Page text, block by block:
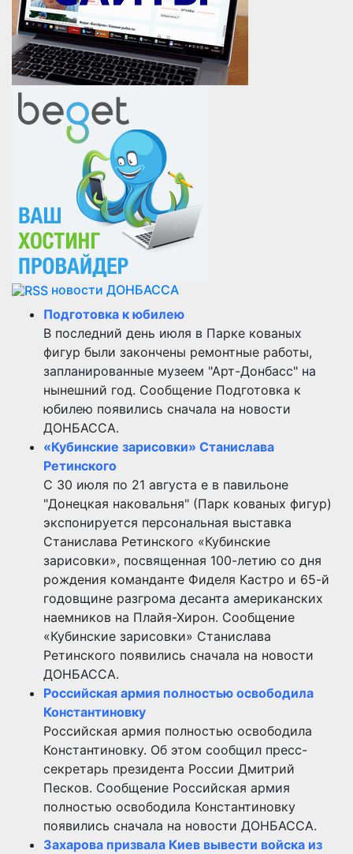
новости ДОНБАССА
Подготовка к юбилею
В последний день июля в Парке кованых
фигур были закончены ремонтные работы,
запланированные музеем "Арт-Донбасс" на
нынешний год. Сообщение Подготовка к
юбилею появились сначала на новости
ДОНБАССА.
«Кубинские зарисовки» Станислава
Ретинского
С 30 июля по 21 августа е в павильоне
"Донецкая наковальня" (Парк кованых фигур)
экспонируется персональная выставка
Станислава Ретинского «Кубинские
зарисовки», посвященная 100-летию со дня
рождения команданте Фиделя Кастро и 65-й
годовщине разгрома десанта американских
наемников на Плайя-Хирон. Сообщение
«Кубинские зарисовки» Станислава
Ретинского появились сначала на новости
ДОНБАССА.
Российская армия полностью освободила
Константиновку
Российская армия полностью освободила
Константиновку. Об этом сообщил пресс-
секретарь президента России Дмитрий
Песков. Сообщение Российская армия
полностью освободила Константиновку
появились сначала на новости ДОНБАССА.
Захарова призвала Киев вывести войска из